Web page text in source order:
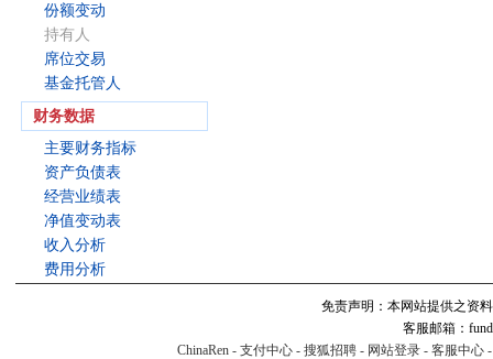
份额变动
持有人
席位交易
基金托管人
财务数据
主要财务指标
资产负债表
经营业绩表
净值变动表
收入分析
费用分析
免责声明：本网站提供之资
客服邮箱：
ChinaRen - 支付中心 - 搜狐招聘 - 网站登录 - 客服中心